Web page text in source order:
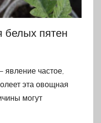
белых пятен
явление частое,
эта овощная
могут